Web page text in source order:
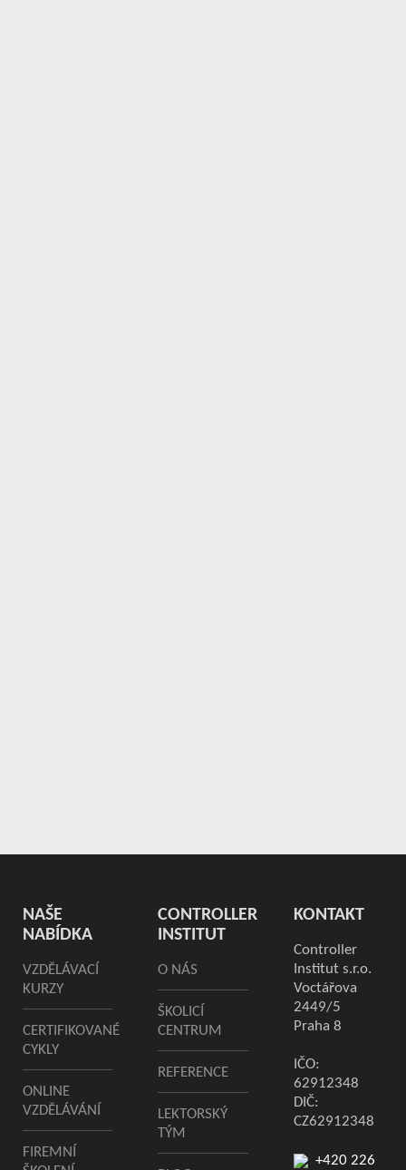
NAŠE
NABÍDKA
VZDĚLÁVACÍ
KURZY
CERTIFIKOVANÉ
CYKLY
ONLINE
VZDĚLÁVÁNÍ
FIREMNÍ
CONTROLLER
INSTITUT
O NÁS
ŠKOLICÍ
CENTRUM
REFERENCE
LEKTORSKÝ
TÝM
KONTAKT
Controller
Institut s.r.o.
Voctářova
2449/5
Praha 8
IČO:
62912348
DIČ:
CZ62912348
+420 226